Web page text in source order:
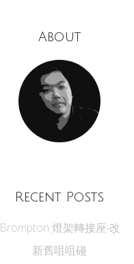
About
Recent Posts
Brompton 燈架轉接座‧改
新舊咀咀碰